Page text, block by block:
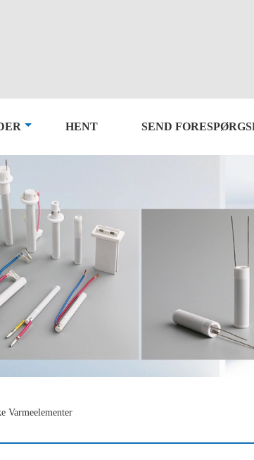
HENT SEND
Varmeelementer